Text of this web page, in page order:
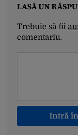
LASĂ UN
Trebuie să fii
comentariu.
Intră